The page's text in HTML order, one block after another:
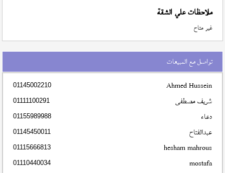
ملاحظات علي الشقة
غير متاح
تواصل مع المبيعات
Ahmed Hussein
01145002210
شريف مصطفى 01111100291
دعاء 01155989988
عبدالفتاح 01145450011
hesham mahrous
01115666813
mostafa
01110440034